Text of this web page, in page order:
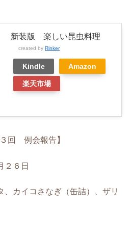
新装版 楽しい昆虫料理
created by Rinker
Kindle Amazon
楽天市場
回 例会報告】
２６日
、カイコさなぎ（缶詰）、ザリ